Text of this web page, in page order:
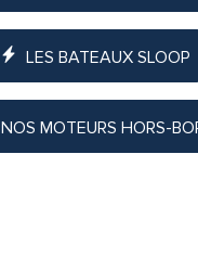
LES BATEAUX SLOOP
NOS MOTEURS HORS-